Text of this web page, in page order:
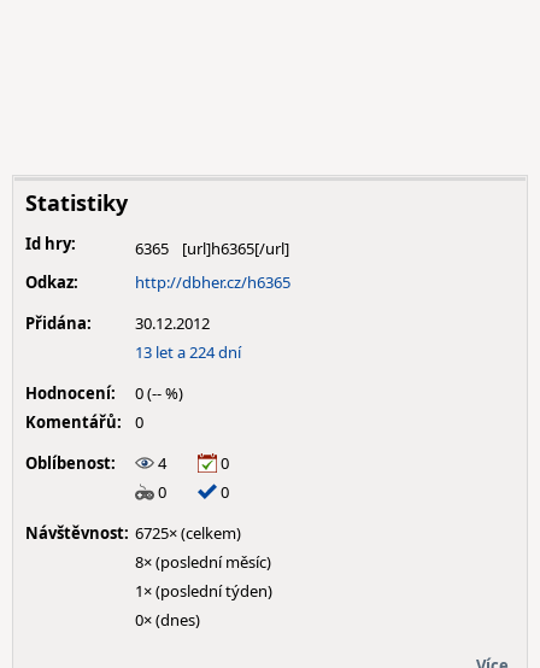
Statistiky
Id hry:
6365
Odkaz:
http://dbher.cz/h6365
Přidána:
30.12.2012
13 let a 224 dní
Hodnocení:
0 (-- %)
Komentářů:
0
Oblíbenost:
4
0
0
0
Návštěvnost: 6725× (celkem)
8× (poslední měsíc)
1× (poslední týden)
0× (dnes)